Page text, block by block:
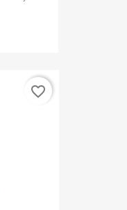
favorite_border